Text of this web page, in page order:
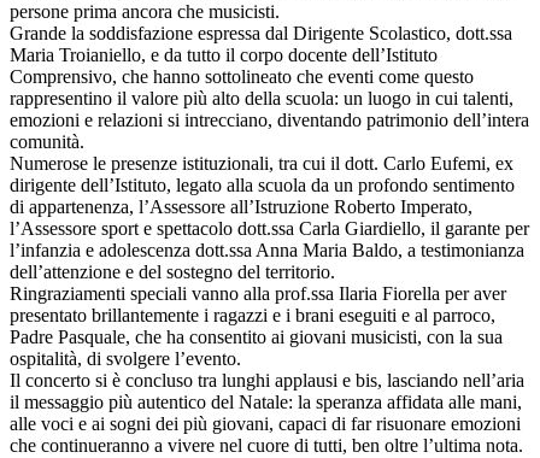
persone prima ancora che musicisti.
Grande la soddisfazione espressa dal Dirigente Scolastico, dott.ssa
Maria Troianiello, e da tutto il corpo docente dell’Istituto
Comprensivo, che hanno sottolineato che eventi come questo
rappresentino il valore più alto della scuola: un luogo in cui talenti,
emozioni e relazioni si intrecciano, diventando patrimonio dell’intera
comunità.
Numerose le presenze istituzionali, tra cui il dott. Carlo Eufemi, ex
dirigente dell’Istituto, legato alla scuola da un profondo sentimento
di appartenenza, l’Assessore all’Istruzione Roberto Imperato,
l’Assessore sport e spettacolo dott.ssa Carla Giardiello, il garante per
l’infanzia e adolescenza dott.ssa Anna Maria Baldo, a testimonianza
dell’attenzione e del sostegno del territorio.
Ringraziamenti speciali vanno alla prof.ssa Ilaria Fiorella per aver
presentato brillantemente i ragazzi e i brani eseguiti e al parroco,
Padre Pasquale, che ha consentito ai giovani musicisti, con la sua
ospitalità, di svolgere l’evento.
Il concerto si è concluso tra lunghi applausi e bis, lasciando nell’aria
il messaggio più autentico del Natale: la speranza affidata alle mani,
alle voci e ai sogni dei più giovani, capaci di far risuonare emozioni
che continueranno a vivere nel cuore di tutti, ben oltre l’ultima nota.